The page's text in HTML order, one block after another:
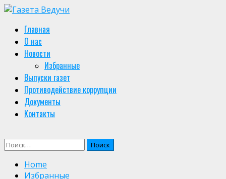
Skip
content
Primary
Menu
Главная
О нас
Новости
Избранные
Выпуски газет
Противодействие коррупции
Документы
Контакты
Найти:
Home
Избранные